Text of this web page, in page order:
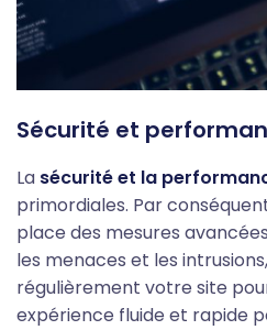
Sécurité et
La sécurité et la
primordiales. Par
place des mesures
les menaces et les
régulièrement votre site
expérience fluide et rapide